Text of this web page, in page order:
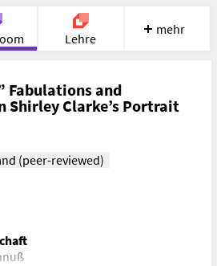
Lehre
Cloud
mehr
Fabulations and
Shirley Clarke’s Portrait
(peer-reviewed)